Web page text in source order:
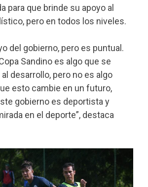
para que brinde su apoyo al
pero en todos los niveles.
del gobierno, pero es puntual.
Sandino es algo que se
desarrollo, pero no es algo
esto cambie en un futuro,
gobierno es deportista y
en el deporte”, destaca